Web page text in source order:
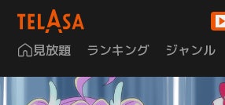
見放題 ランキング ジャンル